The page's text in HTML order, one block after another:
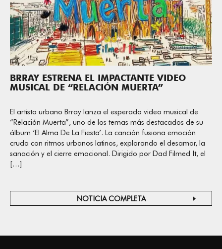
BRRAY ESTRENA EL IMPACTANTE VIDEO
MUSICAL DE “RELACIÓN MUERTA”
El artista urbano Brray lanza el esperado video musical de
“Relación Muerta”, uno de los temas más destacados de su
álbum ‘El Alma De La Fiesta’. La canción fusiona emoción
cruda con ritmos urbanos latinos, explorando el desamor, la
sanación y el cierre emocional. Dirigido por Dad Filmed It, el
[…]
NOTICIA COMPLETA